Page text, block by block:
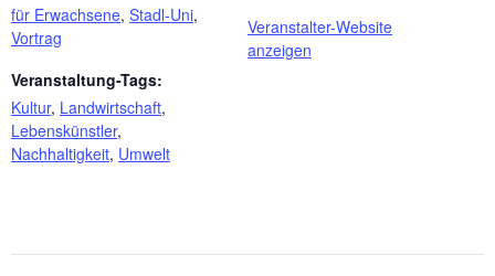
für Erwachsene, Stadl-Uni,
Vortrag
Veranstaltung-Tags:
Kultur, Landwirtschaft,
Lebenskünstler,
Nachhaltigkeit, Umwelt
Veranstalter-Website
anzeigen